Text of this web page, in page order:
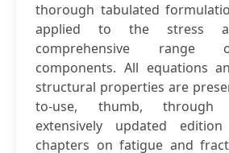
thorough tabulated
applied to the stress
comprehensive range
components. All equations
structural properties are
to-use, thumb, through
extensively updated
chapters on fatigue and